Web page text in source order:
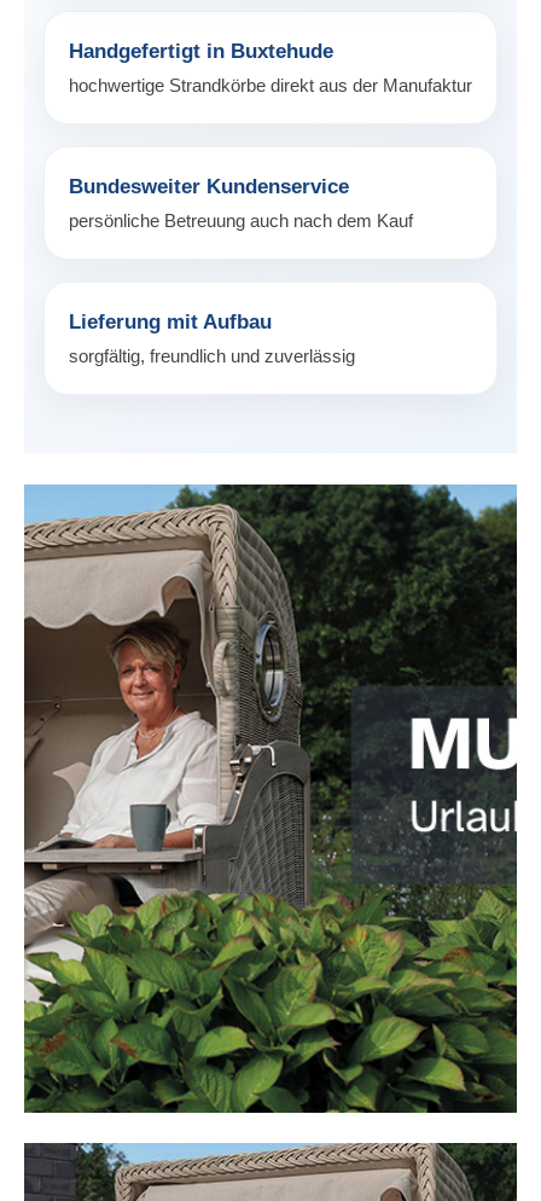
Handgefertigt in Buxtehude
hochwertige Strandkörbe direkt aus der Manufaktur
Bundesweiter Kundenservice
persönliche Betreuung auch nach dem Kauf
Lieferung mit Aufbau
sorgfältig, freundlich und zuverlässig